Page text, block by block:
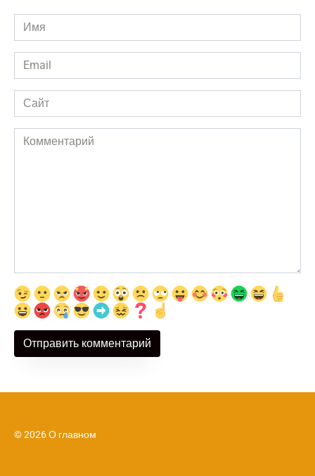
Имя
*
Email
*
Сайт
Комментарий
© 2026 О главном